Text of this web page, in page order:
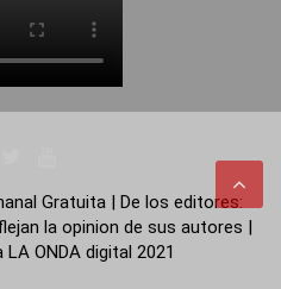
Gratuita | De los editores:
la opinion de sus autores |
ONDA digital 2021